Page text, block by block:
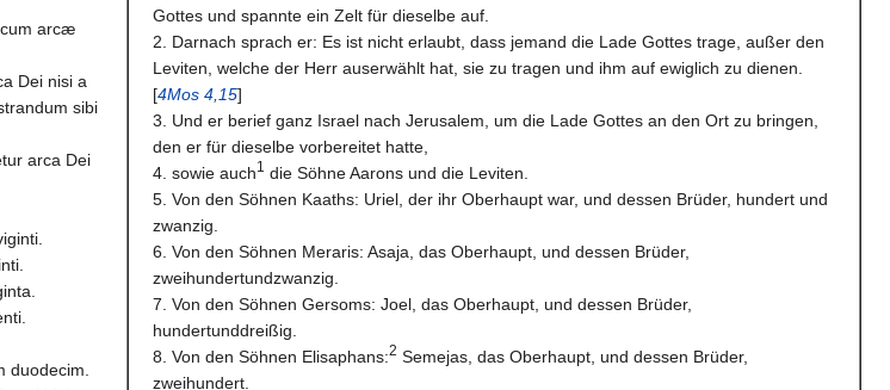
arcæ
Dei nisi a
sibi
arca Dei
duodecim.
Gottes und spannte ein Zelt für dieselbe auf.
2. Darnach sprach er: Es ist nicht erlaubt, dass jemand die Lade Gottes trage, außer den
Leviten, welche der Herr auserwählt hat, sie zu tragen und ihm auf ewiglich zu dienen.
[4Mos 4,15]
3. Und er berief ganz Israel nach Jerusalem, um die Lade Gottes an den Ort zu bringen,
den er für dieselbe vorbereitet hatte,
4. sowie auch1 die Söhne Aarons und die Leviten.
5. Von den Söhnen Kaaths: Uriel, der ihr Oberhaupt war, und dessen Brüder, hundert und
zwanzig.
6. Von den Söhnen Meraris: Asaja, das Oberhaupt, und dessen Brüder,
zweihundertundzwanzig.
7. Von den Söhnen Gersoms: Joel, das Oberhaupt, und dessen Brüder,
hundertunddreißig.
8. Von den Söhnen Elisaphans:2 Semejas, das Oberhaupt, und dessen Brüder,
zweihundert.